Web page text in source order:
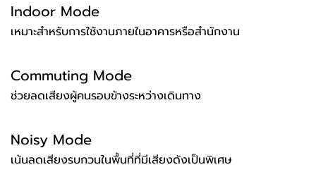
Indoor Mode
เหมาะสำหรับการใช้งานภายในอาคารหรือสำนักงาน
Commuting Mode
ช่วยลดเสียงผู้คนรอบข้างระหว่างเดินทาง
Noisy Mode
เน้นลดเสียงรบกวนในพื้นที่ที่มีเสียงดังเป็นพิเศษ